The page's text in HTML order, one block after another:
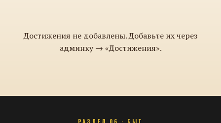
Достижения не добавлены. Добавьте их через
админку → «Достижения».